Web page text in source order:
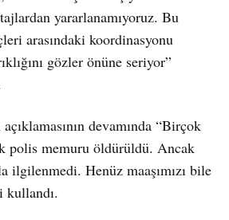
yararlanamıyoruz. Bu
arasındaki koordinasyonu
gözler önüne seriyor”
devamında “Birçok
polis memuru öldürüldü. Ancak
ilgilenmedi. Henüz maaşımızı bile
kullandı.